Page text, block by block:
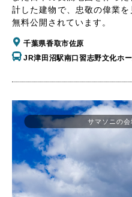
計した建物で、忠敬の偉業
無料公開されています。
千葉県香取市佐原
JR津田沼駅南口習志野文化ホ
サマソニの